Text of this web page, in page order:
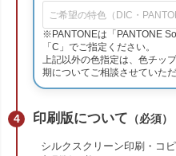
※PANTONEは「PANTONE
「C」でご指定ください。
上記以外の色指定は、色チッ
期についてご相談させていた
印刷版について （必須）
シルクスクリーン印刷・コ